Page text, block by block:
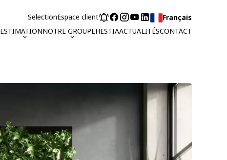
SelectionEspace client
Français
ESTIMATIONNOTRE GROUPEHESTIAACTUALITÉSCONTACT